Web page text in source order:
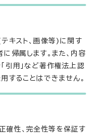
キスト、画像等)に関す
帰属します。また、内容
引用」など著作権法上認
することはできません。
確性、完全性等を保証す